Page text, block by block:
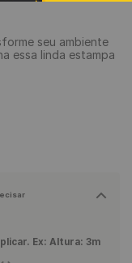
seu ambiente
essa linda estampa
Ex: Altura: 3m